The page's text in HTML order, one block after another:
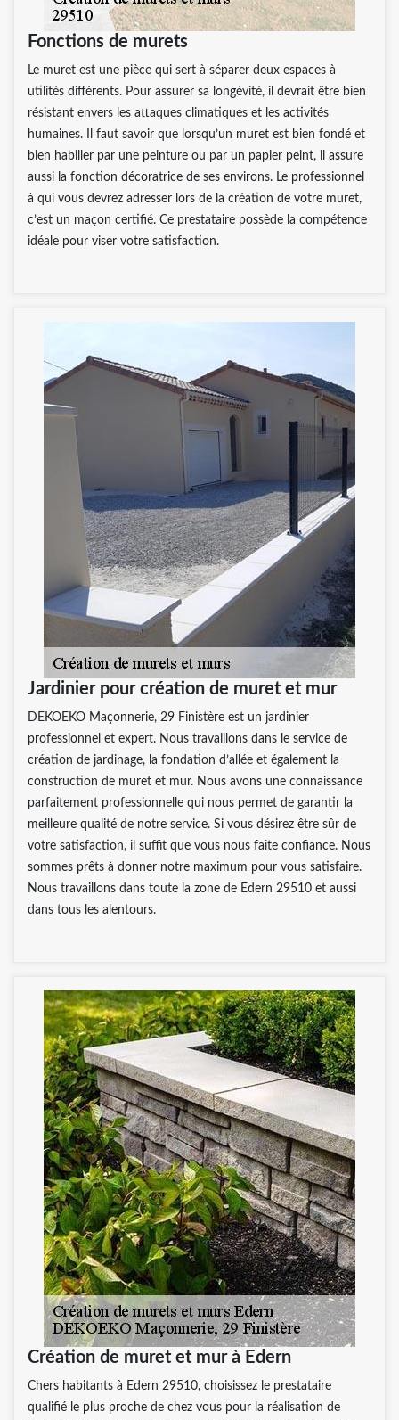
Fonctions de murets
Le muret est une pièce qui sert à séparer deux espaces à
utilités différents. Pour assurer sa longévité, il devrait être bien
résistant envers les attaques climatiques et les activités
humaines. Il faut savoir que lorsqu’un muret est bien fondé et
bien habiller par une peinture ou par un papier peint, il assure
aussi la fonction décoratrice de ses environs. Le professionnel
à qui vous devrez adresser lors de la création de votre muret,
c’est un maçon certifié. Ce prestataire possède la compétence
idéale pour viser votre satisfaction.
Jardinier pour création de muret et mur
DEKOEKO Maçonnerie, 29 Finistère est un jardinier
professionnel et expert. Nous travaillons dans le service de
création de jardinage, la fondation d’allée et également la
construction de muret et mur. Nous avons une connaissance
parfaitement professionnelle qui nous permet de garantir la
meilleure qualité de notre service. Si vous désirez être sûr de
votre satisfaction, il suffit que vous nous faite confiance. Nous
sommes prêts à donner notre maximum pour vous satisfaire.
Nous travaillons dans toute la zone de Edern 29510 et aussi
dans tous les alentours.
Création de muret et mur à Edern
Chers habitants à Edern 29510, choisissez le prestataire
qualifié le plus proche de chez vous pour la réalisation de